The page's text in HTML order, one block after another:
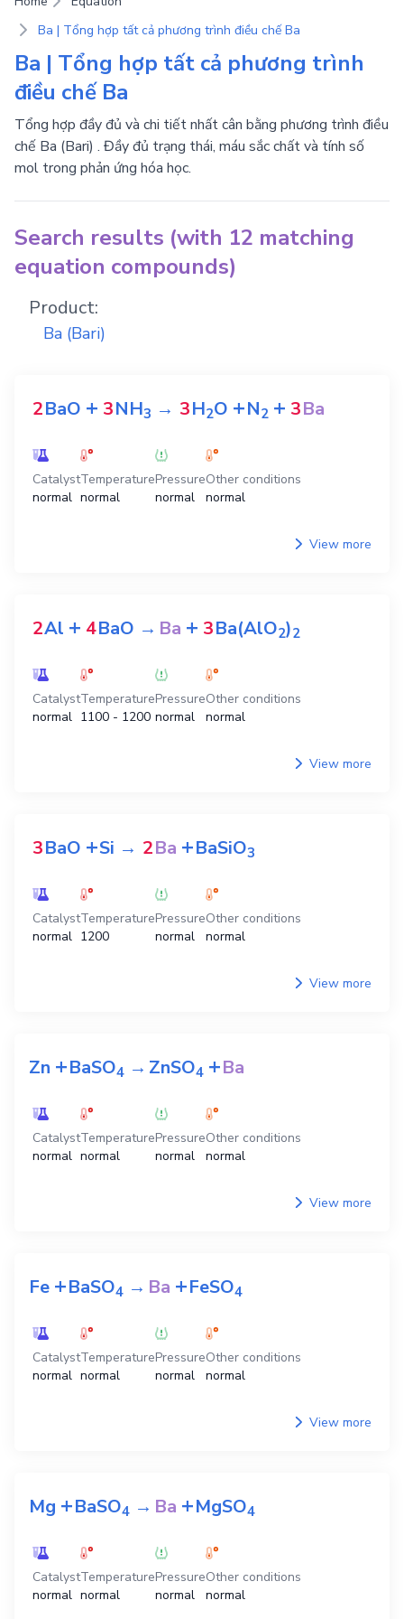
Ba | Tổng hợp tất cả phương trình điều chế Ba
Ba | Tổng hợp tất cả phương trình
điều chế Ba
Tổng hợp đầy đủ và chi tiết nhất cân bằng phương trình điều
chế Ba (Bari) . Đầy đủ trạng thái, máu sắc chất và tính số
mol trong phản ứng hóa học.
Search results (with 12 matching
equation compounds)
Product:
Ba (Bari)
2BaO + 3NH3 → 3H2O +N2 + 3Ba
Catalyst
normal
Temperature
normal
Pressure
normal
Other conditions
normal
View more
2Al + 4BaO →Ba + 3Ba(AlO2)2
Catalyst
normal
Temperature
1100 - 1200
Pressure
normal
Other conditions
normal
View more
3BaO +Si → 2Ba +BaSiO3
Catalyst
normal
Temperature
1200
Pressure
normal
Other conditions
normal
View more
Zn +BaSO4 →ZnSO4 +Ba
Catalyst
normal
Temperature
normal
Pressure
normal
Other conditions
normal
View more
Fe +BaSO4 →Ba +FeSO4
Catalyst
normal
Temperature
normal
Pressure
normal
Other conditions
normal
View more
Mg +BaSO4 →Ba +MgSO4
Catalyst
normal
Temperature
normal
Pressure
normal
Other conditions
normal